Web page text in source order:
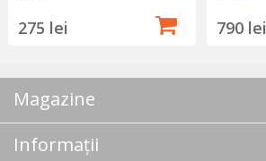
275 lei 790 lei
Magazine
Informații